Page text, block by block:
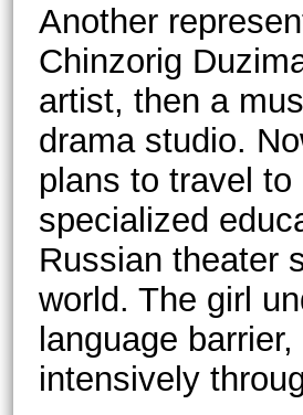
Another
Chinzorig
artist, then a
drama studio.
plans to travel
specialized
Russian theater
world. The girl
language
intensively